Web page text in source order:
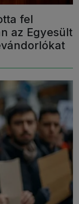
fel
az Egyesült